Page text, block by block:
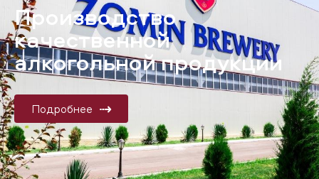
Производство
качественной
алкогольной продукции
Подробнее